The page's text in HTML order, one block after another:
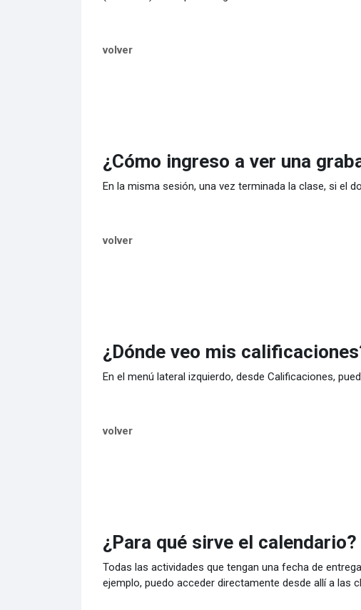
volver
¿Cómo ingreso a ver una
En la misma sesión, una vez terminada la clase, si el
volver
¿Dónde veo mis
En el menú lateral izquierdo, desde Calificaciones,
volver
¿Para qué sirve el calendario?
Todas las actividades que tengan una fecha de
ejemplo, puedo acceder directamente desde allí a las